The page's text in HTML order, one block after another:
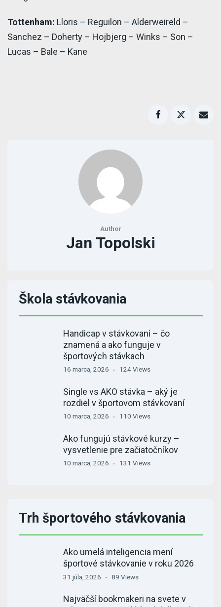
Tottenham: Lloris – Reguilon – Alderweireld –
Sanchez – Doherty – Hojbjerg – Winks – Son –
Lucas – Bale – Kane
Author
Jan Topolski
Škola stávkovania
Handicap v stávkovaní – čo
znamená a ako funguje v
športových stávkach
16 marca, 2026 124 Views
Single vs AKO stávka – aký je
rozdiel v športovom stávkovaní
10 marca, 2026 110 Views
Ako fungujú stávkové kurzy –
vysvetlenie pre začiatočníkov
10 marca, 2026 131 Views
Trh športového stávkovania
Ako umelá inteligencia mení
športové stávkovanie v roku 2026
31 júla, 2026 89 Views
Najväčší bookmakeri na svete v